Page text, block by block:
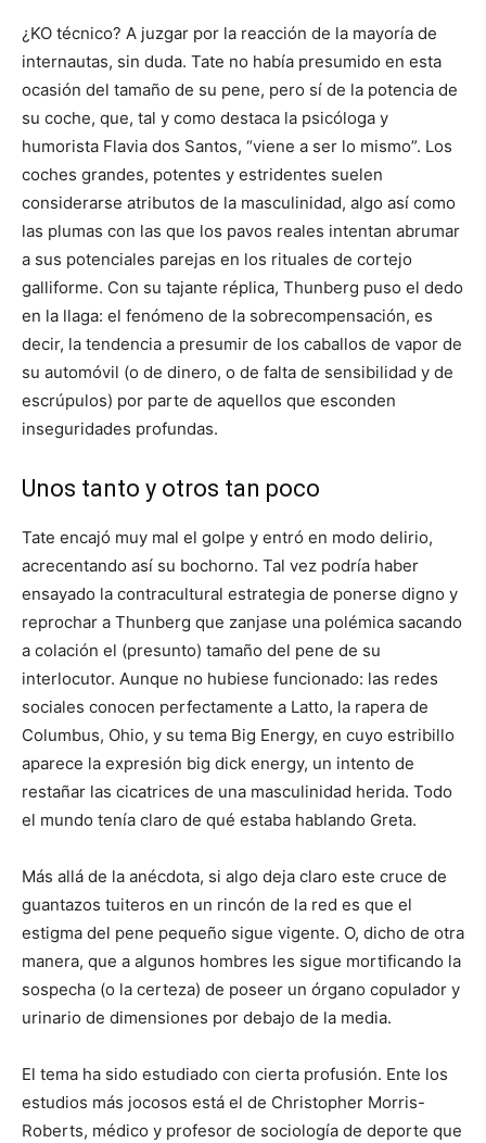
¿KO técnico? A juzgar por la reacción de la mayoría de
internautas, sin duda. Tate no había presumido en esta
ocasión del tamaño de su pene, pero sí de la potencia de
su coche, que, tal y como destaca la psicóloga y
humorista Flavia dos Santos, “viene a ser lo mismo”. Los
coches grandes, potentes y estridentes suelen
considerarse atributos de la masculinidad, algo así como
las plumas con las que los pavos reales intentan abrumar
a sus potenciales parejas en los rituales de cortejo
galliforme. Con su tajante réplica, Thunberg puso el dedo
en la llaga: el fenómeno de la sobrecompensación, es
decir, la tendencia a presumir de los caballos de vapor de
su automóvil (o de dinero, o de falta de sensibilidad y de
escrúpulos) por parte de aquellos que esconden
inseguridades profundas.
Unos tanto y otros tan poco
Tate encajó muy mal el golpe y entró en modo delirio,
acrecentando así su bochorno. Tal vez podría haber
ensayado la contracultural estrategia de ponerse digno y
reprochar a Thunberg que zanjase una polémica sacando
a colación el (presunto) tamaño del pene de su
interlocutor. Aunque no hubiese funcionado: las redes
sociales conocen perfectamente a Latto, la rapera de
Columbus, Ohio, y su tema Big Energy, en cuyo estribillo
aparece la expresión big dick energy, un intento de
restañar las cicatrices de una masculinidad herida. Todo
el mundo tenía claro de qué estaba hablando Greta.
Más allá de la anécdota, si algo deja claro este cruce de
guantazos tuiteros en un rincón de la red es que el
estigma del pene pequeño sigue vigente. O, dicho de otra
manera, que a algunos hombres les sigue mortificando la
sospecha (o la certeza) de poseer un órgano copulador y
urinario de dimensiones por debajo de la media.
El tema ha sido estudiado con cierta profusión. Ente los
estudios más jocosos está el de Christopher Morris-
Roberts, médico y profesor de sociología de deporte que